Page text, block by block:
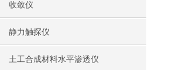
收敛仪
静力触探仪
土工合成材料水平渗透仪